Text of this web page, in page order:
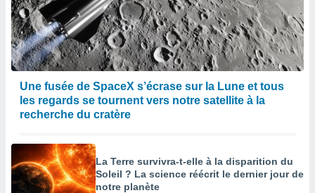
Une fusée de SpaceX s’écrase sur la Lune et tous
les regards se tournent vers notre satellite à la
recherche du cratère
La Terre survivra-t-elle à la disparition du
Soleil ? La science réécrit le dernier jour de
notre planète